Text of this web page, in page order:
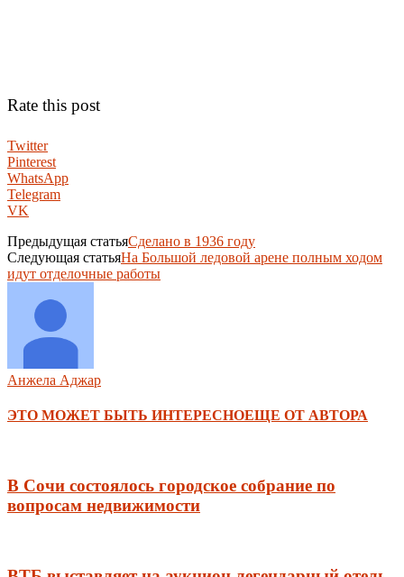
Rate this post
Twitter
Pinterest
WhatsApp
Telegram
VK
Предыдущая статьяСделано в 1936 году
Следующая статьяНа Большой ледовой арене полным ходом
идут отделочные работы
Анжела Аджар
ЭТО МОЖЕТ БЫТЬ ИНТЕРЕСНОЕЩЕ ОТ АВТОРА
В Сочи состоялось городское собрание по
вопросам недвижимости